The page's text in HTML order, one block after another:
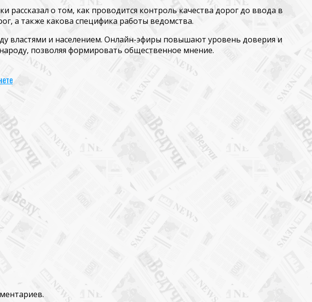
о том, как проводится контроль качества дорог до ввода в
а также какова специфика работы ведомства.
властями и населением. Онлайн-эфиры повышают уровень доверия и
позволяя формировать общественное мнение.